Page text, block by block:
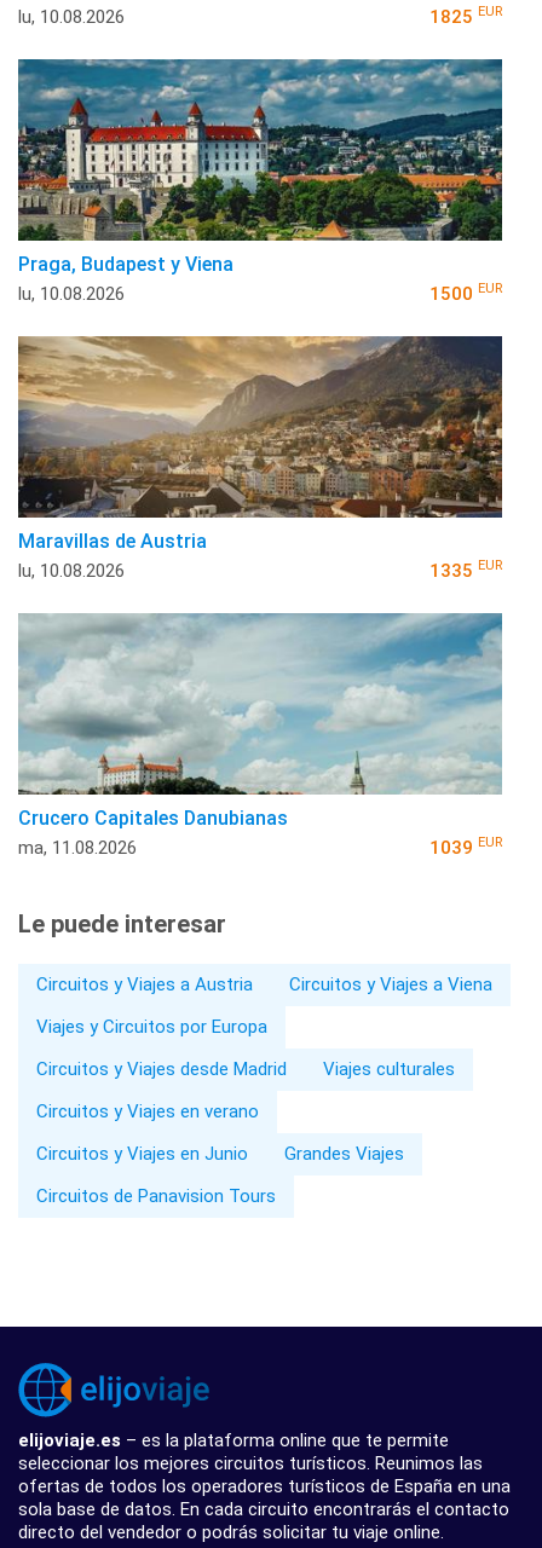
lu, 10.08.2026 1825 EUR
Praga, Budapest y Viena
lu, 10.08.2026 1500 EUR
Maravillas de Austria
lu, 10.08.2026 1335 EUR
Crucero Capitales Danubianas
ma, 11.08.2026 1039 EUR
Le puede interesar
Circuitos y Viajes a Austria
Circuitos y Viajes a Viena
Viajes y Circuitos por Europa
Circuitos y Viajes desde Madrid
Viajes culturales
Circuitos y Viajes en verano
Circuitos y Viajes en Junio
Grandes Viajes
Circuitos de Panavision Tours
elijoviaje.es – es la plataforma online que te permite
seleccionar los mejores circuitos turísticos. Reunimos las
ofertas de todos los operadores turísticos de España en una
sola base de datos. En cada circuito encontrarás el contacto
directo del vendedor o podrás solicitar tu viaje online.